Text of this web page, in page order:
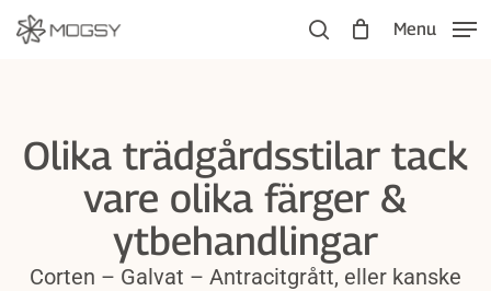
Skip
Menu
Olika trädgårdsstilar tack
vare olika färger &
ytbehandlingar
Corten – Galvat – Antracitgrått, eller kanske